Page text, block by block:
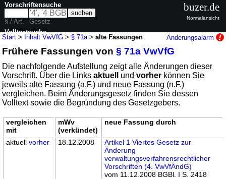
Start > Inhalt VwVfG > § 71a >alte Fassungen Änderungsalarm
Frühere Fassungen von§ 71a VwVfG
Die nachfolgende Aufstellung zeigt alle Änderungen dieser
Vorschrift. Über die Linksaktuell undvorher können Sie
jeweils alte Fassung (a.F.) und neue Fassung (n.F.)
vergleichen. Beim Änderungsgesetz finden Sie dessen
Volltext sowie die Begründung des Gesetzgebers.
vergleichen
mit
mWv
(verkündet)
neue Fassung durch
aktuellvorher 18.12.2008
Artikel 1 Viertes Gesetz zur
Änderung
verwaltungsverfahrensrechtlicher
Vorschriften (4. VwVfÄndG)
vom 11.12.2008 BGBl. I S. 2418
Vorschriftensuche
§ / Art.
Gesetz
Volltextsuche
nur in VwVfG
buzer.de
Normalansicht